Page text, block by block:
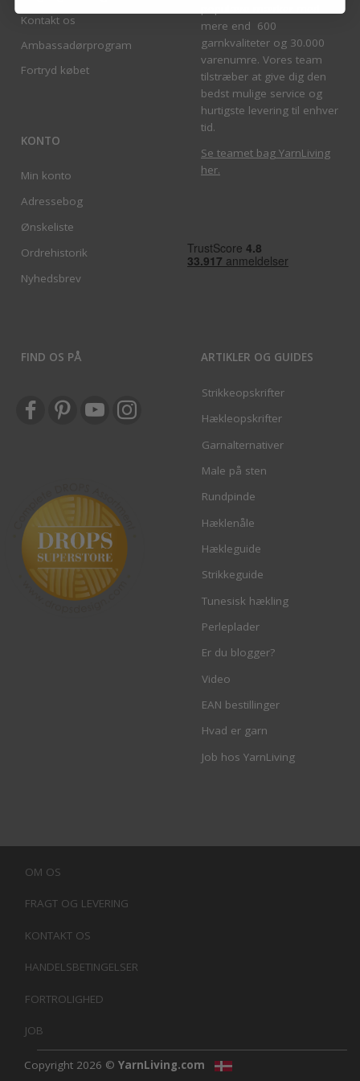
Kontakt os
Ambassadørprogram
Fortryd købet
KONTO
Min konto
Adressebog
Ønskeliste
Ordrehistorik
Nyhedsbrev
mere end 600
garnkvaliteter og 30.000
varenumre. Vores team
tilstræber at give dig den
bedst mulige service og
hurtigste levering til enhver
tid.
Se teamet bag YarnLiving
her.
FIND OS PÅ ARTIKLER OG GUIDES
Strikkeopskrifter
Hækleopskrifter
Garnalternativer
Male på sten
Rundpinde
Hæklenåle
Hækleguide
Strikkeguide
Tunesisk hækling
Perleplader
Er du blogger?
Video
EAN bestillinger
Hvad er garn
Job hos YarnLiving
OM OS
FRAGT OG LEVERING
KONTAKT OS
HANDELSBETINGELSER
FORTROLIGHED
JOB
Copyright 2026 © YarnLiving.com